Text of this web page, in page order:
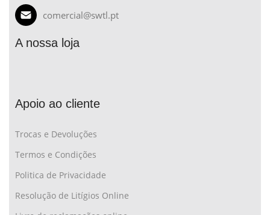
comercial@swtl.pt
A nossa loja
Apoio ao cliente
Trocas e Devoluções
Termos e Condições
Politica de Privacidade
Resolução de Litígios Online